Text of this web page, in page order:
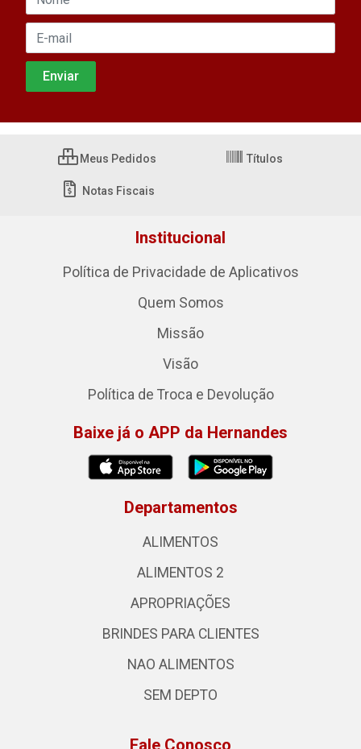
Meus Pedidos Títulos
Notas Fiscais
Institucional
Política de Privacidade de Aplicativos
Quem Somos
Missão
Visão
Política de Troca e Devolução
Baixe já o APP da Hernandes
Departamentos
ALIMENTOS
ALIMENTOS 2
APROPRIAÇÕES
BRINDES PARA CLIENTES
NAO ALIMENTOS
SEM DEPTO
Fale Conosco